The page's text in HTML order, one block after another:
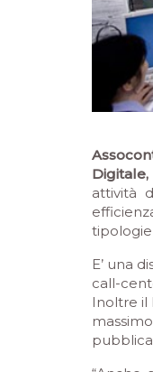
Digitale,
attività
tipologie
E’ una
call-
Inoltre il